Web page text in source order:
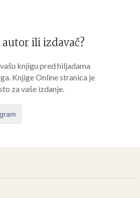
autor ili izdavač?
knjigu pred hiljadama
Knjige Online stranica je
za vaše izdanje.